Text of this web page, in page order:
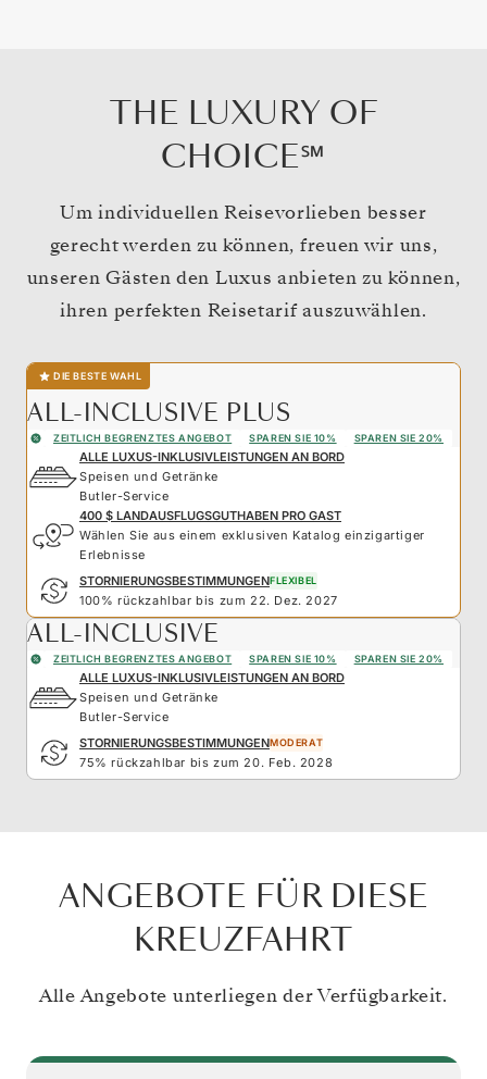
THE LUXURY OF
CHOICE℠
Um individuellen Reisevorlieben besser
gerecht werden zu können, freuen wir uns,
unseren Gästen den Luxus anbieten zu können,
ihren perfekten Reisetarif auszuwählen.
DIE BESTE WAHL
ALL-INCLUSIVE PLUS
ZEITLICH BEGRENZTES ANGEBOT SPAREN SIE 10% SPAREN SIE 20%
ALLE LUXUS-INKLUSIVLEISTUNGEN AN BORD
Speisen und Getränke
Butler-Service
400 $ LANDAUSFLUGSGUTHABEN PRO GAST
Wählen Sie aus einem exklusiven Katalog einzigartiger
Erlebnisse
STORNIERUNGSBESTIMMUNGENFLEXIBEL
100% rückzahlbar bis zum 22. Dez. 2027
ALL-INCLUSIVE
ZEITLICH BEGRENZTES ANGEBOT SPAREN SIE 10% SPAREN SIE 20%
ALLE LUXUS-INKLUSIVLEISTUNGEN AN BORD
Speisen und Getränke
Butler-Service
STORNIERUNGSBESTIMMUNGENMODERAT
75% rückzahlbar bis zum 20. Feb. 2028
ANGEBOTE FÜR DIESE
KREUZFAHRT
Alle Angebote unterliegen der Verfügbarkeit.